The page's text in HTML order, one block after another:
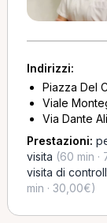
Indirizzi:
Piazza Del
Viale
Via Dante
Prestazioni:
visita (60 min
visita di
min · 30,00€)